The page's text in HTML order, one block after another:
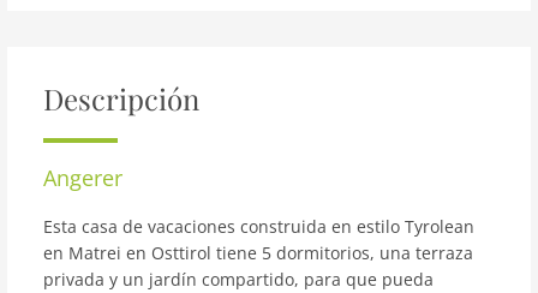
Descripción
Angerer
Esta casa de vacaciones construida en estilo Tyrolean
en Matrei en Osttirol tiene 5 dormitorios, una terraza
privada y un jardín compartido, para que pueda